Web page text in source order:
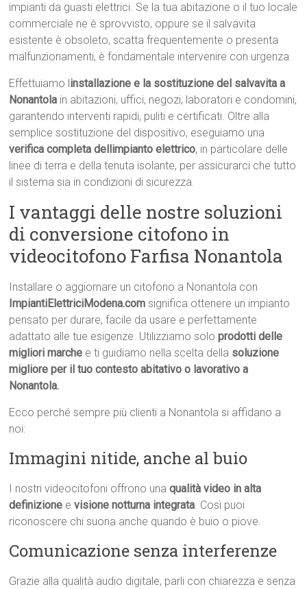
impianti da guasti elettrici. Se la tua abitazione o il tuo locale
commerciale ne è sprovvisto, oppure se il salvavita
esistente è obsoleto, scatta frequentemente o presenta
malfunzionamenti, è fondamentale intervenire con urgenza.
Effettuiamo l installazione e la sostituzione del salvavita a
Nonantola in abitazioni, uffici, negozi, laboratori e condomini,
garantendo interventi rapidi, puliti e certificati. Oltre alla
semplice sostituzione del dispositivo, eseguiamo una
verifica completa dellimpianto elettrico, in particolare delle
linee di terra e della tenuta isolante, per assicurarci che tutto
il sistema sia in condizioni di sicurezza.
I vantaggi delle nostre soluzioni
di conversione citofono in
videocitofono Farfisa Nonantola
Installare o aggiornare un citofono a Nonantola con
ImpiantiElettriciModena.com significa ottenere un impianto
pensato per durare, facile da usare e perfettamente
adattato alle tue esigenze. Utilizziamo soloprodotti delle
migliori marche e ti guidiamo nella scelta della soluzione
migliore per il tuo contesto abitativo o lavorativo a
Nonantola.
Ecco perché sempre più clienti a Nonantola si affidano a
noi:
Immagini nitide, anche al buio
I nostri videocitofoni offrono unaqualità video in alta
definizione evisione notturna integrata. Così puoi
riconoscere chi suona anche quando è buio o piove.
Comunicazione senza interferenze
Grazie alla qualità audio digitale, parli con chiarezza e senza